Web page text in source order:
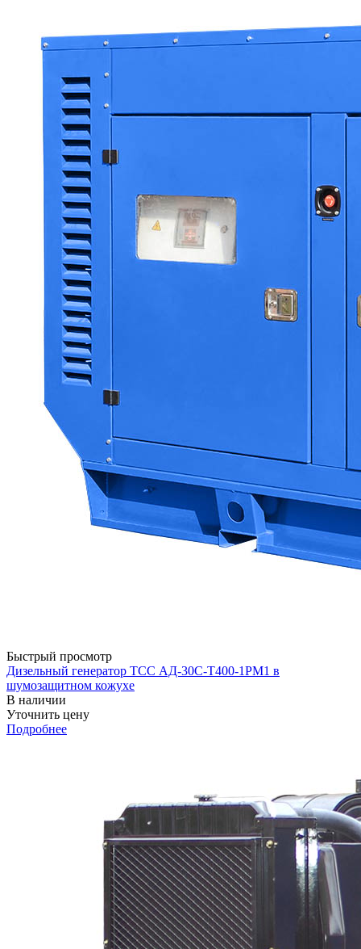
Быстрый просмотр
Дизельный генератор ТСС АД-30С-Т400-1РМ1 в
шумозащитном кожухе
В наличии
Уточнить цену
Подробнее